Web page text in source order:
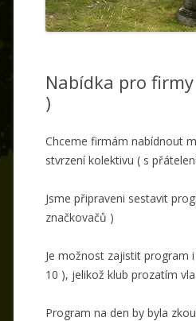
Nabídka pro
)
Chceme firmám nabídnout
stvrzení kolektivu ( s
Jsme připraveni sestavit
značkovačů )
Je možnost zajistit program
10 ), jelikož klub prozatím
Program na den by byla